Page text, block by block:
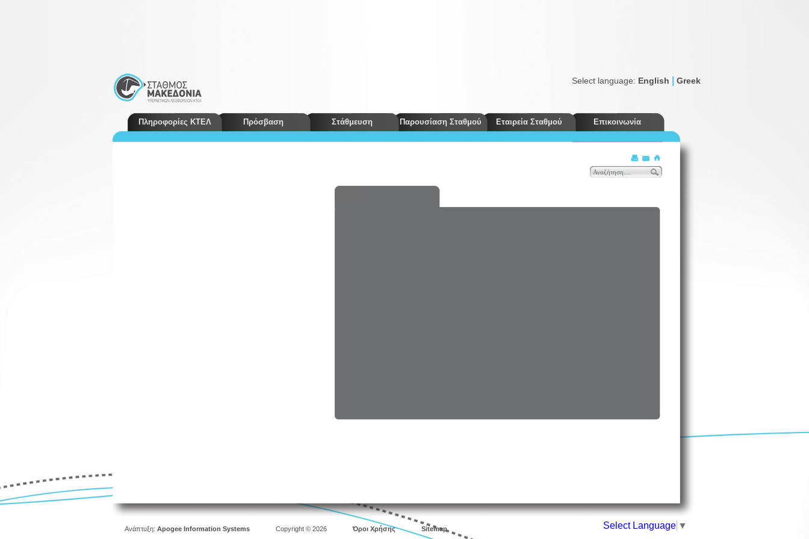
Select language: English Greek
Επικοινωνία
Εταιρεία Σταθμού
Παρουσίαση Σταθμού
Στάθμευση
Πρόσβαση
Πληροφορίες ΚΤΕΛ
Ανάπτυξη: Apogee Information Systems Copyright © 2026 Όροι Χρήσης Sitemap Select Language ▼